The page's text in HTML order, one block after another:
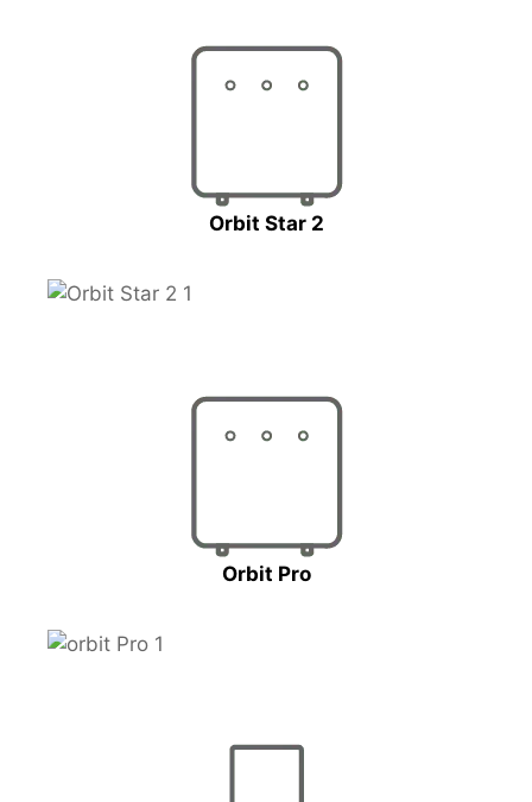
Orbit Star 2
Orbit Pro